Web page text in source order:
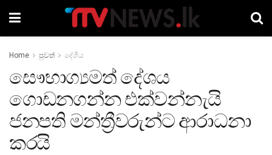
Home පුවත් දේශීය
සෞභාග්‍යමත් දේශය
ගොඩනගන්න එක්වන්නැයි
ජනපති මන්ත්‍රීවරුන්ට ආරාධනා
කරයි